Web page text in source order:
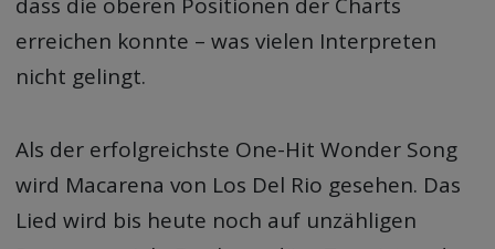
erreichen konnte – was vielen Interpreten
nicht gelingt.
Als der erfolgreichste One-Hit Wonder Song
wird Macarena von Los Del Rio gesehen. Das
Lied wird bis heute noch auf unzähligen